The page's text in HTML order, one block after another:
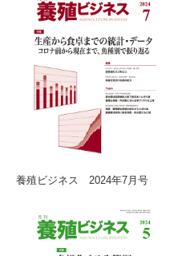
養殖ビジネス 2024年7月号